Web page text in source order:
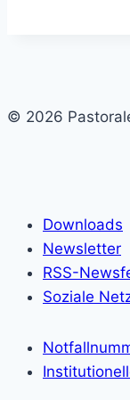
© 2026
Downloads
Newsletter
RSS-
Soziale